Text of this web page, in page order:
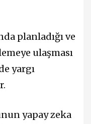
planladığı ve
ulaşması
yargı
yapay zeka